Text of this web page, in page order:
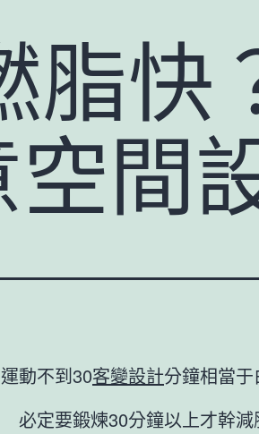
脂快
間
運動不到30客變設計分鐘相當于
必定要鍛煉30分鐘以上才幹減